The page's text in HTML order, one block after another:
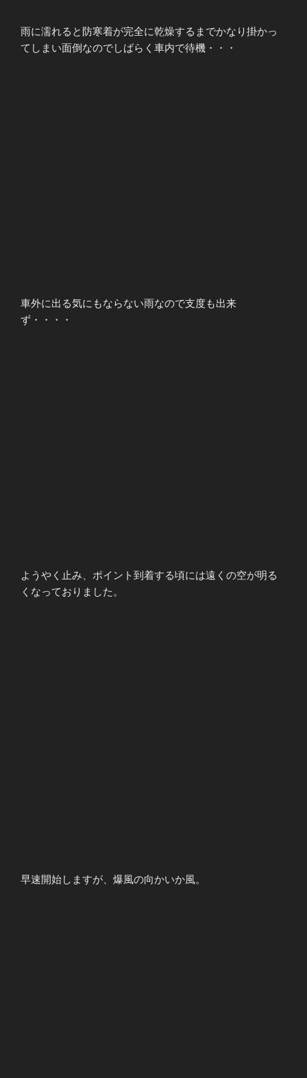
雨に濡れると防寒着が完全に乾燥するまでかなり掛かっ
てしまい面倒なのでしばらく車内で待機・・・
車外に出る気にもならない雨なので支度も出来
ず・・・・
ようやく止み、ポイント到着する頃には遠くの空が明る
くなっておりました。
早速開始しますが、爆風の向かいか風。